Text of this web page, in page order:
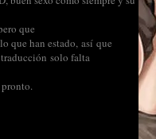
que
que han estado, así que
solo falta
pronto.